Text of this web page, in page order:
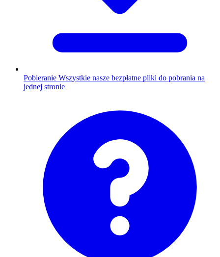
Pobieranie Wszystkie nasze bezpłatne pliki do pobrania na
jednej stronie